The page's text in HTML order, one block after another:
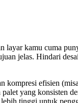
layar kamu cuma
jelas. Hindari
kompresi efisien
yang konsisten
tinggi untuk